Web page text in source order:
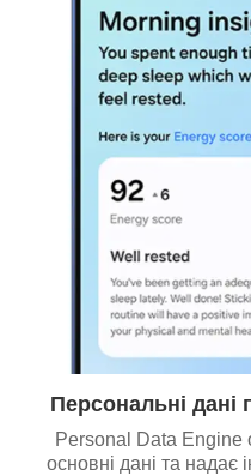
Персональні дані
Personal Data Engine
основні дані та надає